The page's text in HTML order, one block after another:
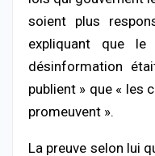
soient plus
expliquant que
désinformation
publient » que « les
promeuvent ».
La preuve selon lui